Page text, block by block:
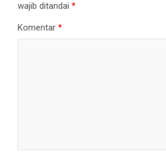
wajib ditandai *
Komentar *